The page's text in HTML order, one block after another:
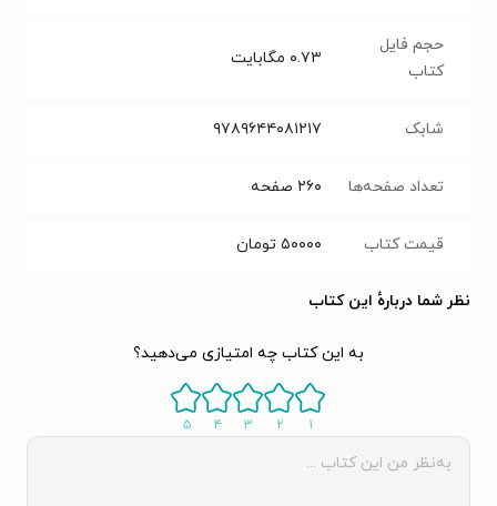
حجم فایل
کتاب
۰.۷۳ مگابایت
شابک ۹۷۸۹۶۴۴۰۸۱۲۱۷
تعداد صفحه‌ها ۲۶۰ صفحه
قیمت کتاب ۵۰۰۰۰ تومان
نظر شما دربارهٔ این کتاب
به این کتاب چه امتیازی می‌دهید؟
۱ ۲ ۳ ۴ ۵